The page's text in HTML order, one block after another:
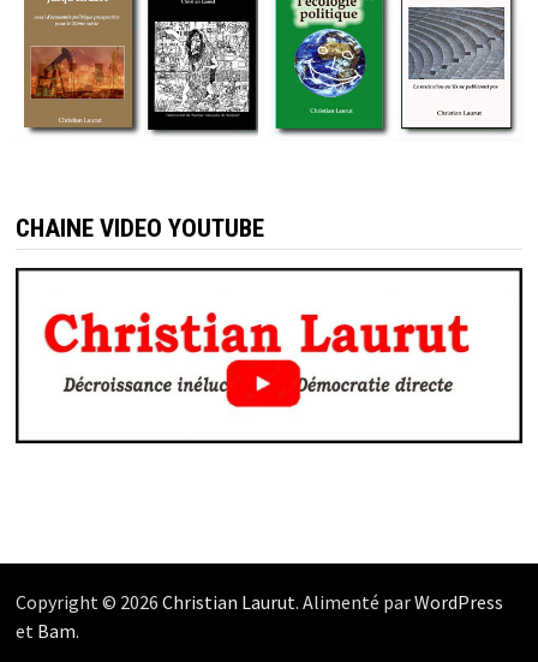
CHAINE VIDEO YOUTUBE
Copyright © 2026 Christian Laurut. Alimenté parWordPress
et Bam.